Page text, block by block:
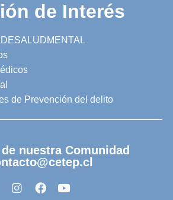
de Interés
de Prevención del delito
nuestra Comunidad